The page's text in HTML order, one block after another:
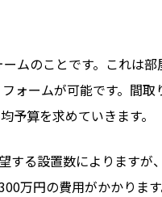
ムのことです。これは
ォームが可能です。間
予算を求めていきます。
る設置数によりますが
万円の費用がかかりま